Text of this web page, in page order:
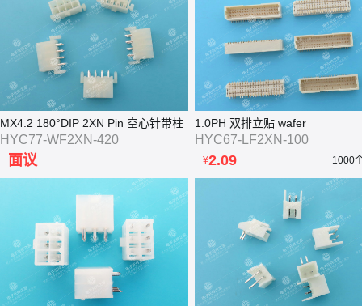
MX4.2 180°DIP 2XN Pin 空心针带柱
HYC77-WF2XN-420
面议
1.0PH 双排立贴 wafer
HYC67-LF2XN-100
¥2.09 1000